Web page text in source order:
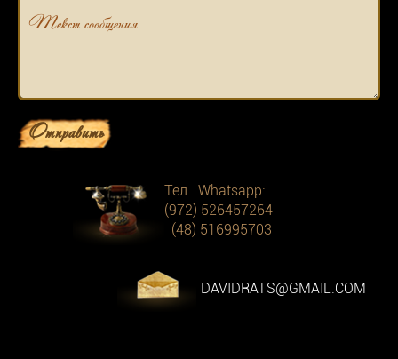
Текст сообщения
Отправить
Тел. Whatsapp:
(972) 526457264
(48) 516995703
DAVIDRATS@GMAIL.COM